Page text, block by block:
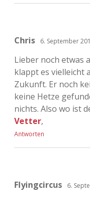
Chris 6. September
Lieber noch etwas
klappt es vielleicht
Zukunft. Er noch
keine Hetze
nichts. Also wo ist
Vetter,
Antworten
Flyingcircus 6.